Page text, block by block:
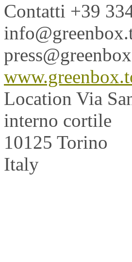
Contatti +39
Location Via
interno cortile
10125 Torino
Italy